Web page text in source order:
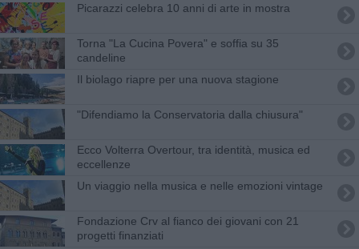
Picarazzi celebra 10 anni di arte in mostra
Torna "La Cucina Povera" e soffia su 35
candeline
Il biolago riapre per una nuova stagione
"Difendiamo la Conservatoria dalla chiusura"
Ecco Volterra Overtour, tra identità, musica ed
eccellenze
Un viaggio nella musica e nelle emozioni vintage
Fondazione Crv al fianco dei giovani con 21
progetti finanziati